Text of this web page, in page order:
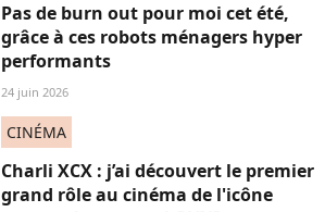
Pas de burn out pour moi cet été,
grâce à ces robots ménagers hyper
performants
24 juin 2026
CINÉMA
Charli XCX : j’ai découvert le premier
grand rôle au cinéma de l'icône